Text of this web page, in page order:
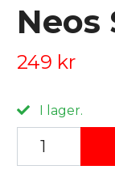
Neos
249 kr
I lager.